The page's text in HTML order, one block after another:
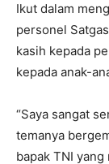
Ikut dalam
personel
kasih kepada
kepada anak-
“Saya sangat
temanya
bapak TNI